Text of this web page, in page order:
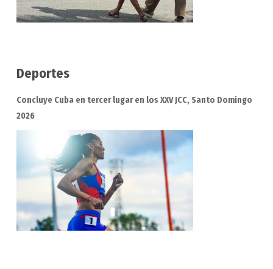
Deportes
Concluye Cuba en tercer lugar en los XXV JCC, Santo Domingo
2026